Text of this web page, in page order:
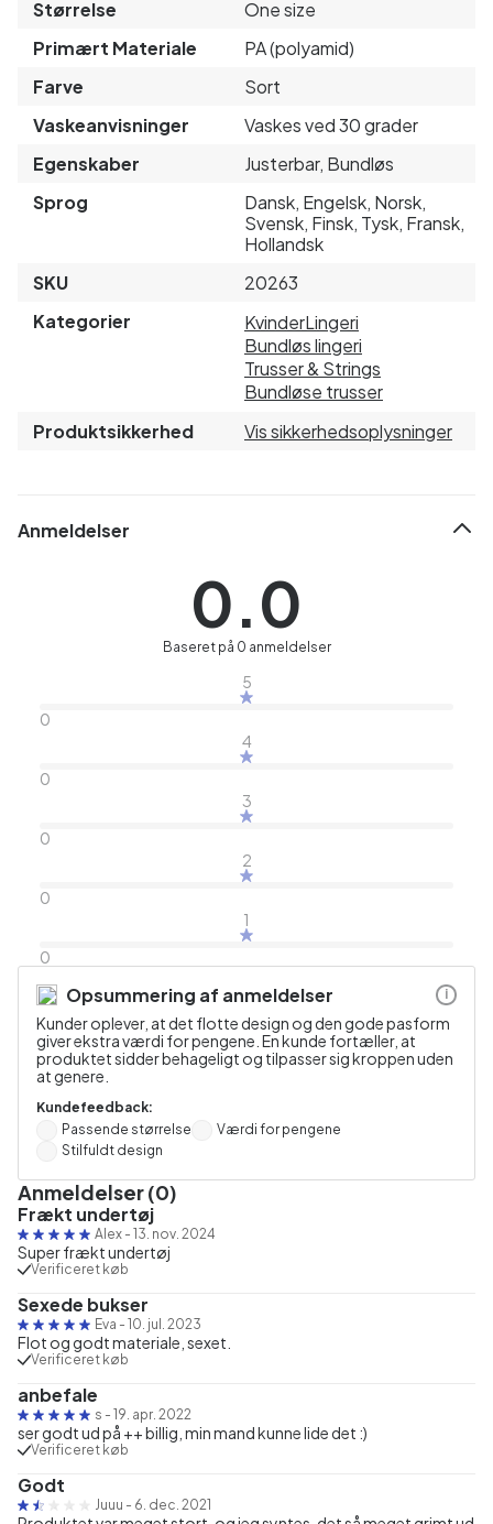
Størrelse
One size
Primært Materiale
PA (polyamid)
Farve
Sort
Vaskeanvisninger
Vaskes ved 30 grader
Egenskaber
Justerbar, Bundløs
Sprog
Dansk, Engelsk, Norsk,
Svensk, Finsk, Tysk, Fransk,
Hollandsk
SKU
20263
Kategorier
KvinderLingeri
Bundløs lingeri
Trusser & Strings
Bundløse trusser
Produktsikkerhed
Vis sikkerhedsoplysninger
Anmeldelser
0.0
Baseret på 0 anmeldelser
5
0
4
0
3
0
2
0
1
0
Opsummering af anmeldelser
Kunder oplever, at det flotte design og den gode pasform
giver ekstra værdi for pengene. En kunde fortæller, at
produktet sidder behageligt og tilpasser sig kroppen uden
at genere.
Kundefeedback:
Passende størrelse
Værdi for pengene
Stilfuldt design
i
Anmeldelser (0)
Frækt undertøj
Alex - 13. nov. 2024
Super frækt undertøj
Verificeret køb
Sexede bukser
Eva - 10. jul. 2023
Flot og godt materiale, sexet.
Verificeret køb
anbefale
s - 19. apr. 2022
ser godt ud på ++ billig, min mand kunne lide det :)
Verificeret køb
Godt
Juuu - 6. dec. 2021